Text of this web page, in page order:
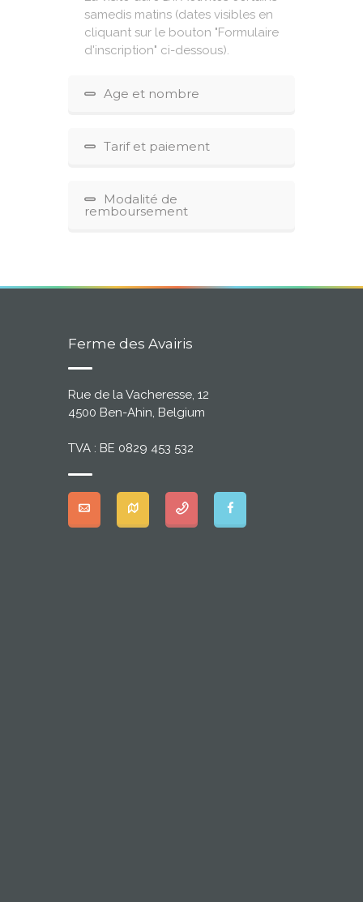
samedis matins (dates visibles en
cliquant sur le bouton "Formulaire
d'inscription" ci-dessous).
Age et nombre
Tarif et paiement
Modalité de
remboursement
Ferme des Avairis
Rue de la Vacheresse, 12
4500 Ben-Ahin, Belgium
TVA : BE 0829 453 532